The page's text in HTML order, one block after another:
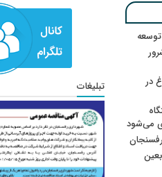
مزدور موساد و ۴ شرور
در
می‌شود
تبلیغات